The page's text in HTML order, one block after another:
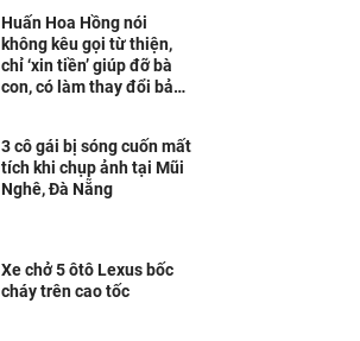
Huấn Hoa Hồng nói
không kêu gọi từ thiện,
chỉ ‘xin tiền’ giúp đỡ bà
con, có làm thay đổi bản
3 cô gái bị sóng cuốn mất
tích khi chụp ảnh tại Mũi
Nghê, Đà Nẵng
Xe chở 5 ôtô Lexus bốc
cháy trên cao tốc